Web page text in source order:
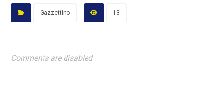
Gazzettino 13
Comments are disabled